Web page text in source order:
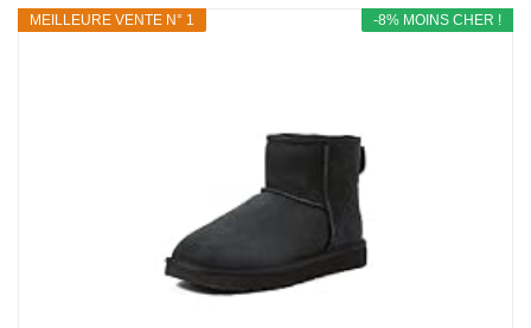
-8% MOINS CHER !
MEILLEURE VENTE N° 1